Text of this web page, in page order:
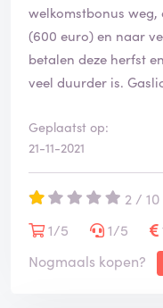
welkomstbonus
(600 euro) en naar
betalen deze herfst
veel duurder is.
Geplaatst op:
21-11-2021
2 / 10
1/5
1/5
Nogmaals kopen?